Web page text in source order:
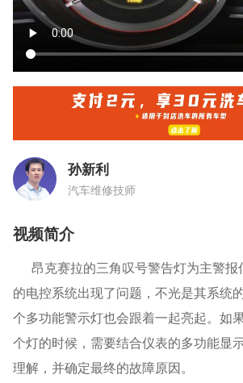
孙新利
汽车维修技师
视频简介
昂克赛拉的三角叹号警告灯为主警报
的电控系统出现了问题，不光是其系统
个多功能警示灯也会跟着一起亮起。如
个灯的时候，需要结合仪表的多功能显
理解，并确定最终的故障原因。